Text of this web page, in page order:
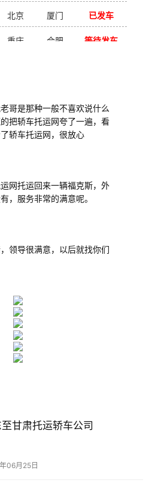
北京 厦门 已发车
重庆 合肥 等待发车
哥是那种一般不喜欢说什么
把轿车托运网夸了一遍，看
轿车托运网，很放心
网托运回来一辆福克斯，外
，服务非常的满意呢。
领导很满意，以后就找你们
甘肃托运轿车公司
06月25日